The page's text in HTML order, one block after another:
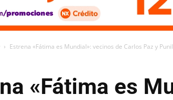
Estrena «Fátima es Mundial»: vecinos de Carlos Paz y
«Fátima es